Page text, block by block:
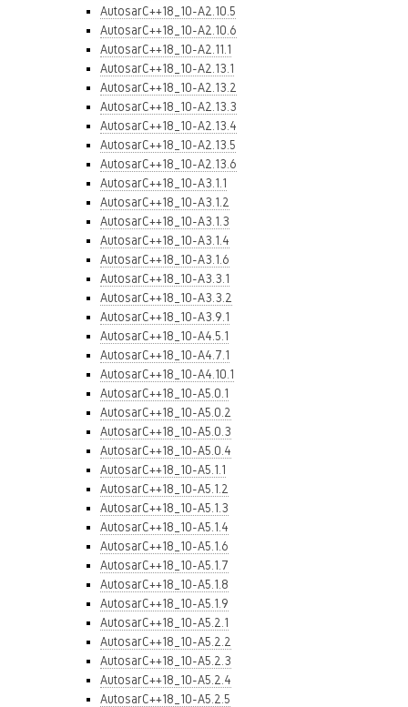
AutosarC++18_10-A2.10.5
AutosarC++18_10-A2.10.6
AutosarC++18_10-A2.11.1
AutosarC++18_10-A2.13.1
AutosarC++18_10-A2.13.2
AutosarC++18_10-A2.13.3
AutosarC++18_10-A2.13.4
AutosarC++18_10-A2.13.5
AutosarC++18_10-A2.13.6
AutosarC++18_10-A3.1.1
AutosarC++18_10-A3.1.2
AutosarC++18_10-A3.1.3
AutosarC++18_10-A3.1.4
AutosarC++18_10-A3.1.6
AutosarC++18_10-A3.3.1
AutosarC++18_10-A3.3.2
AutosarC++18_10-A3.9.1
AutosarC++18_10-A4.5.1
AutosarC++18_10-A4.7.1
AutosarC++18_10-A4.10.1
AutosarC++18_10-A5.0.1
AutosarC++18_10-A5.0.2
AutosarC++18_10-A5.0.3
AutosarC++18_10-A5.0.4
AutosarC++18_10-A5.1.1
AutosarC++18_10-A5.1.2
AutosarC++18_10-A5.1.3
AutosarC++18_10-A5.1.4
AutosarC++18_10-A5.1.6
AutosarC++18_10-A5.1.7
AutosarC++18_10-A5.1.8
AutosarC++18_10-A5.1.9
AutosarC++18_10-A5.2.1
AutosarC++18_10-A5.2.2
AutosarC++18_10-A5.2.3
AutosarC++18_10-A5.2.4
AutosarC++18_10-A5.2.5